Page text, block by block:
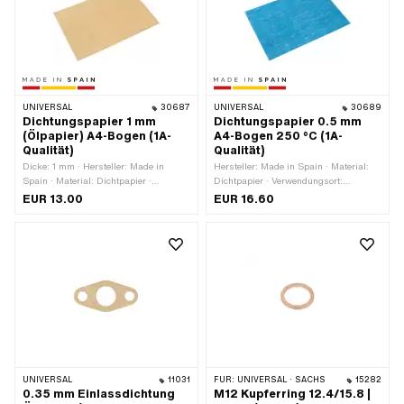
UNIVERSAL 30687
Dichtungspapier 1 mm
(Ölpapier) A4-Bogen (1A-
Qualität)
Dicke: 1 mm · Hersteller: Made in
Spain · Material: Dichtpapier ·
Verwendungsort: Universal
EUR 13.00
UNIVERSAL 30689
Dichtungspapier 0.5 mm
A4-Bogen 250 °C (1A-
Qualität)
Hersteller: Made in Spain · Material:
Dichtpapier · Verwendungsort:
Universal · Dicke: 0.5 mm
EUR 16.60
UNIVERSAL 11031
0.35 mm Einlassdichtung
FÜR: UNIVERSAL · SACHS 15282
M12 Kupferring 12.4/15.8 |